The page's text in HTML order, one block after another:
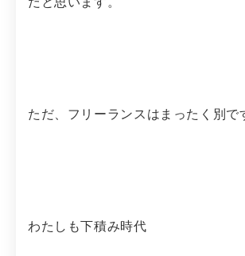
ただ、フリーランスはまったく別で
わたしも下積み時代